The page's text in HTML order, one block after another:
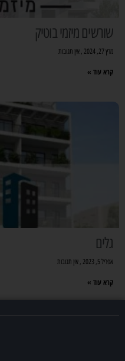
שורשים מיזמי בוטיק
מרץ 27, 2024 אין תגובות
קרא עוד »
גלים
אפריל 5, 2023 אין תגובות
קרא עוד »